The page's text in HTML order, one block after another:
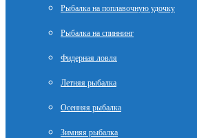
Рыбалка на поплавочную удочку
Рыбалка на спиннинг
Фидерная ловля
Летняя рыбалка
Осенняя рыбалка
Зимняя рыбалка